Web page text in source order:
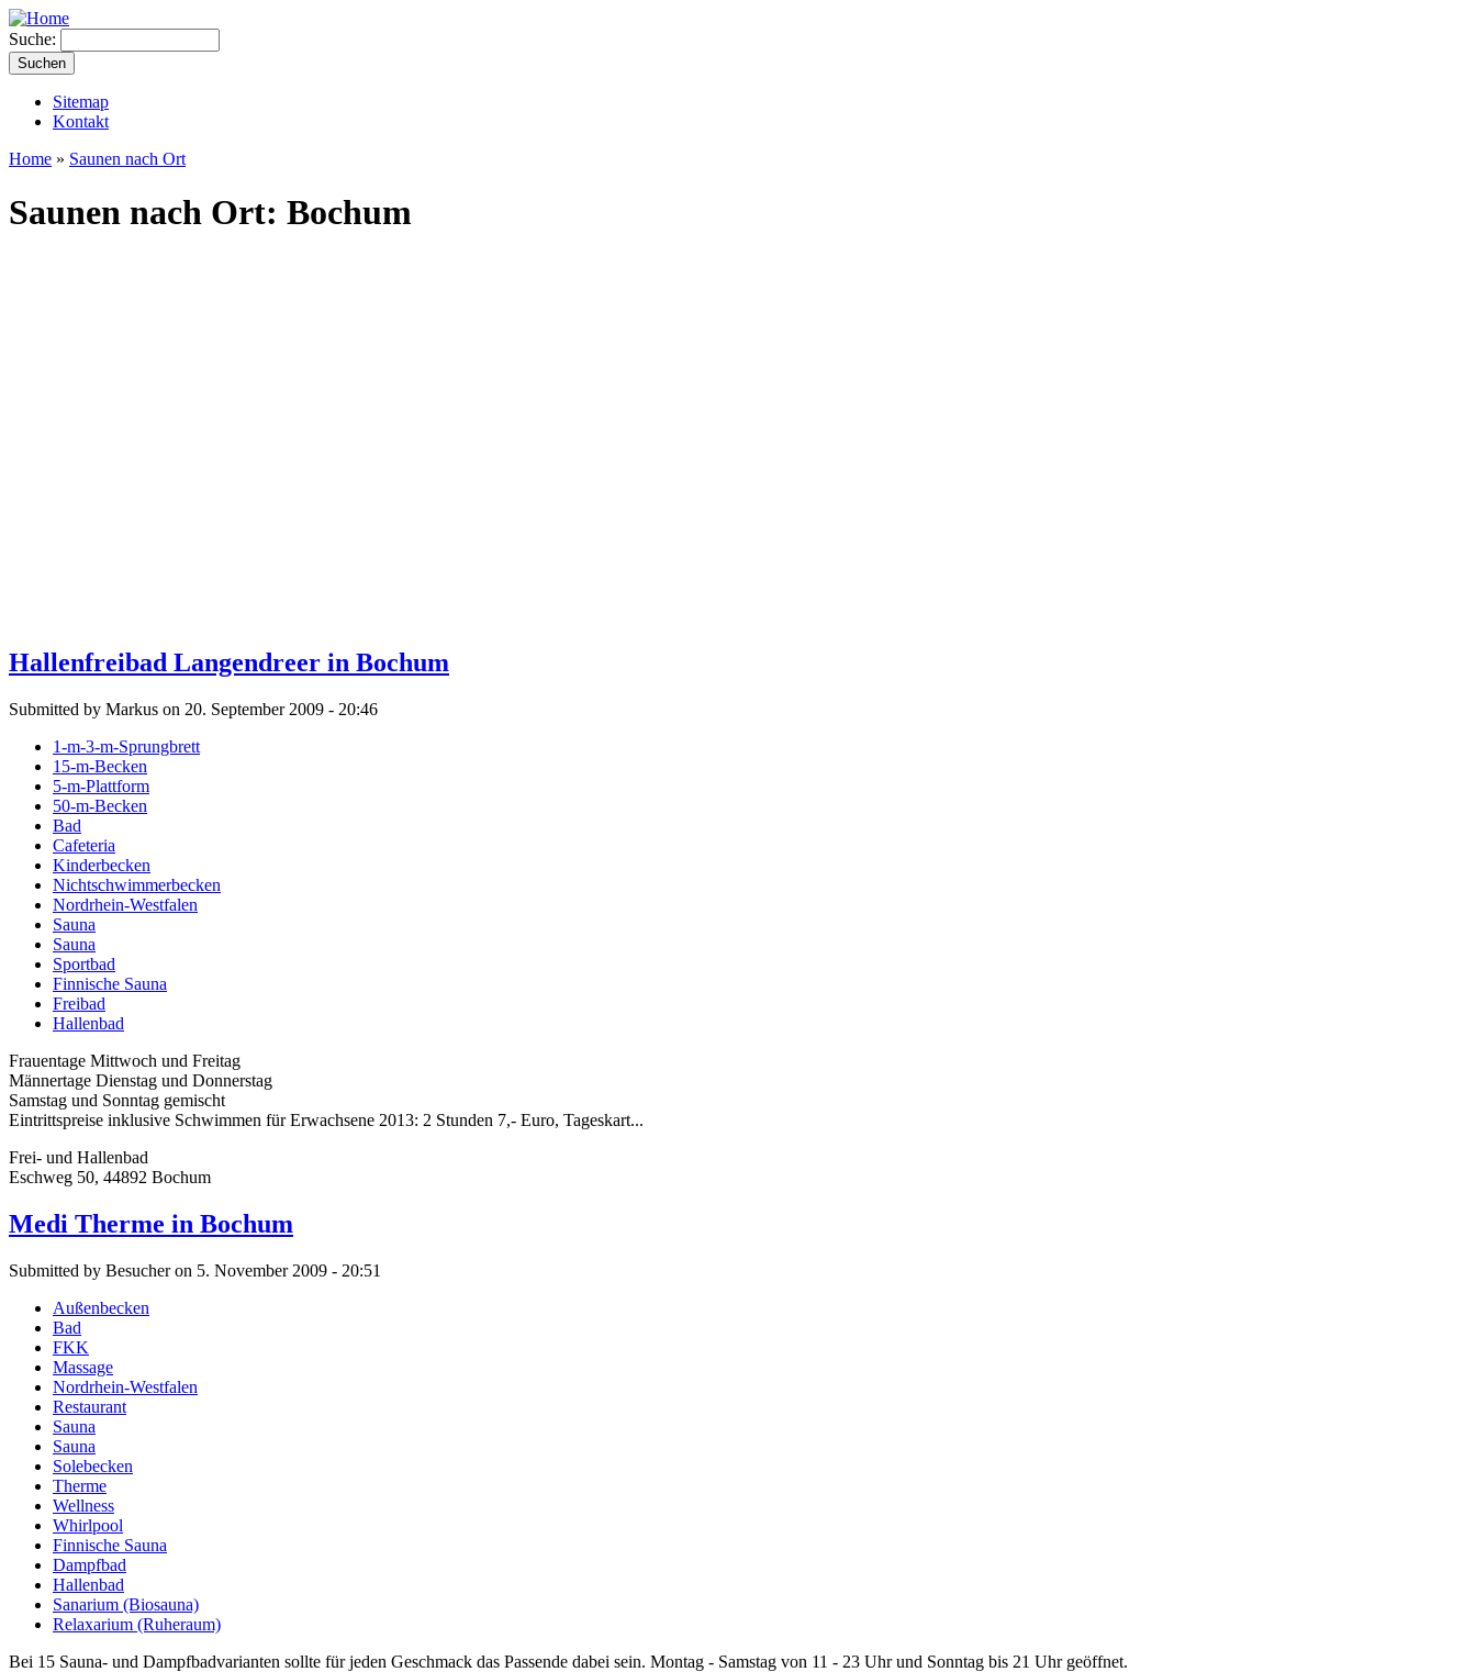
Suche:
Sitemap
Kontakt
Home » Saunen nach Ort
Saunen nach Ort: Bochum
Hallenfreibad Langendreer in Bochum
Submitted by Markus on 20. September 2009 - 20:46
1-m-3-m-Sprungbrett
15-m-Becken
5-m-Plattform
50-m-Becken
Bad
Cafeteria
Kinderbecken
Nichtschwimmerbecken
Nordrhein-Westfalen
Sauna
Sauna
Sportbad
Finnische Sauna
Freibad
Hallenbad
Frauentage Mittwoch und Freitag
Männertage Dienstag und Donnerstag
Samstag und Sonntag gemischt
Eintrittspreise inklusive Schwimmen für Erwachsene 2013: 2 Stunden 7,- Euro, Tageskart...
Frei- und Hallenbad
Eschweg 50, 44892 Bochum
Medi Therme in Bochum
Submitted by Besucher on 5. November 2009 - 20:51
Außenbecken
Bad
FKK
Massage
Nordrhein-Westfalen
Restaurant
Sauna
Sauna
Solebecken
Therme
Wellness
Whirlpool
Finnische Sauna
Dampfbad
Hallenbad
Sanarium (Biosauna)
Relaxarium (Ruheraum)
Bei 15 Sauna- und Dampfbadvarianten sollte für jeden Geschmack das Passende dabei sein. Montag - Samstag von 11 - 23 Uhr und Sonntag bis 21 Uhr geöffnet.